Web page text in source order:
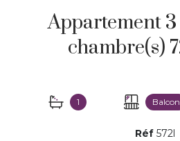
Appartement 3 pièce(s) 2
1 Balcon
Réf 572l